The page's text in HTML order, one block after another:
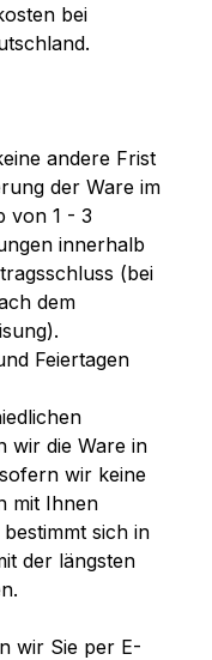
bei
andere Frist
der Ware im
von 1 - 3
innerhalb
(bei
dem
Feiertagen
wir die Ware in
wir keine
mit Ihnen
sich in
der längsten
wir Sie per E-